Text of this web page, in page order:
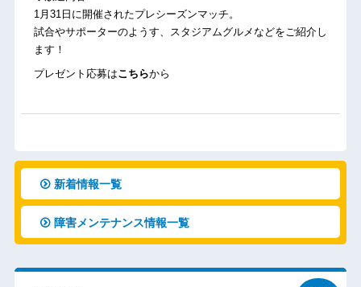
1月31日に開催されたプレシーズンマッチ。
試合やサポーターのようす、スタジアムグルメなどをご紹介し
ます！
プレゼント応募はこちらから
新着情報一覧
障害メンテナンス情報一覧